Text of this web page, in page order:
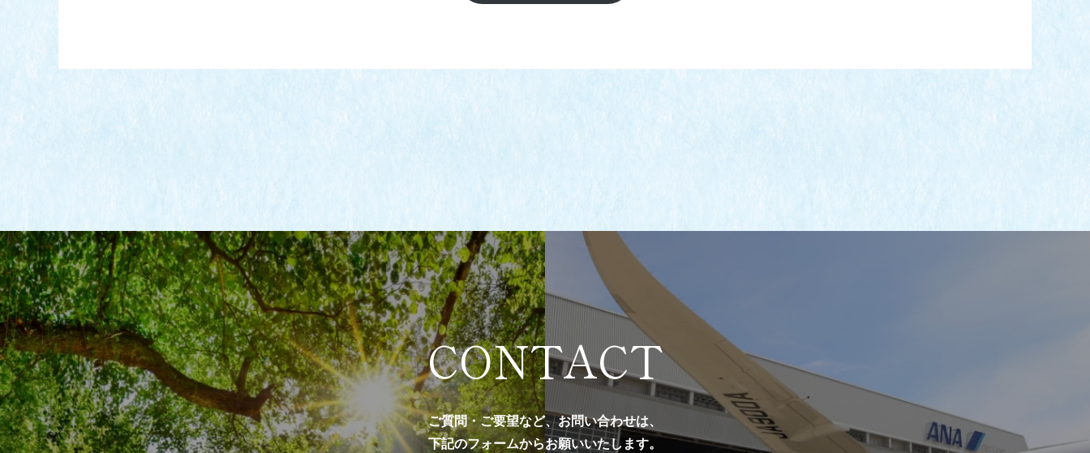
CONTACT
ご質問・ご要望など、お問い合わせは、
下記のフォームからお願いいたします。